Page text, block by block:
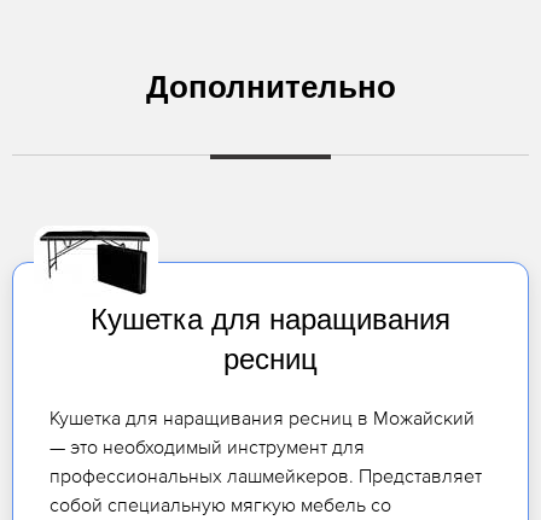
Дополнительно
Кушетка для наращивания
ресниц
Кушетка для наращивания ресниц в Можайский
— это необходимый инструмент для
профессиональных лашмейкеров. Представляет
собой специальную мягкую мебель со